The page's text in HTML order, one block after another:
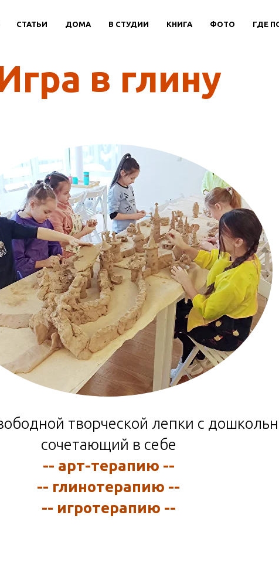
в глину
СТАТЬИ ДОМА В СТУДИИ КНИГА ФОТО ГДЕ
творческой лепки с
сочетающий в себе
-- арт-терапию --
-- глинотерапию --
-- игротерапию --